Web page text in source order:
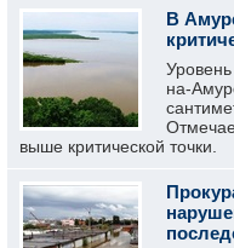
В
на-
выше критической точки.